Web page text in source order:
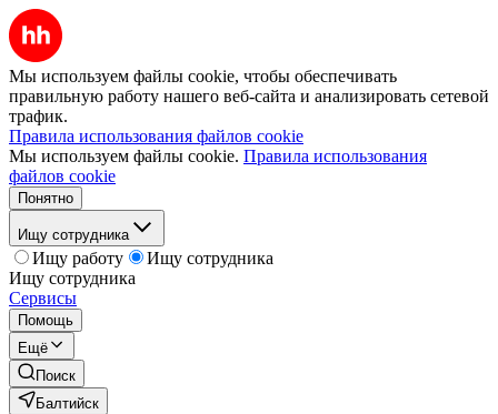
Мы используем файлы cookie, чтобы обеспечивать
правильную работу нашего веб-сайта и анализировать сетевой
трафик.
Правила использования файлов cookie
Мы используем файлы cookie. Правила использования
файлов cookie
Понятно
Ищу сотрудника
Ищу работу
Ищу сотрудника
Ищу сотрудника
Сервисы
Помощь
Ещё
Поиск
Балтийск